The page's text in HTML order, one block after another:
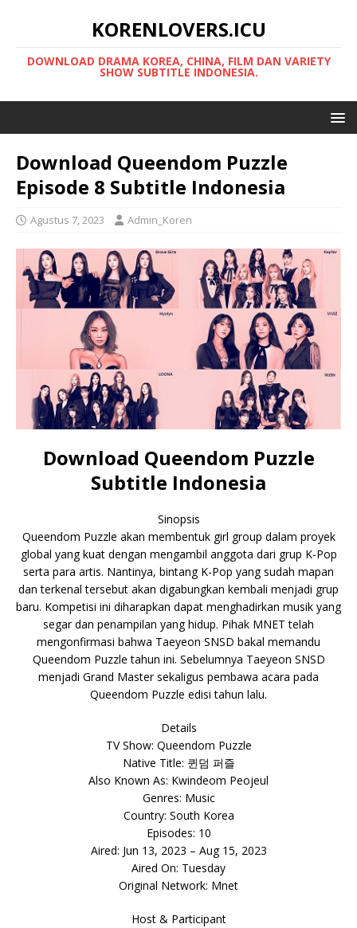
KORENLOVERS.ICU
DOWNLOAD DRAMA KOREA, CHINA, FILM DAN VARIETY
SHOW SUBTITLE INDONESIA.
Download Queendom Puzzle
Episode 8 Subtitle Indonesia
Agustus 7, 2023 Admin_Koren
Download Queendom Puzzle
Subtitle Indonesia
Sinopsis
Queendom Puzzle akan membentuk girl group dalam proyek
global yang kuat dengan mengambil anggota dari grup K-Pop
serta para artis. Nantinya, bintang K-Pop yang sudah mapan
dan terkenal tersebut akan digabungkan kembali menjadi grup
baru. Kompetisi ini diharapkan dapat menghadirkan musik yang
segar dan penampilan yang hidup. Pihak MNET telah
mengonfirmasi bahwa Taeyeon SNSD bakal memandu
Queendom Puzzle tahun ini. Sebelumnya Taeyeon SNSD
menjadi Grand Master sekaligus pembawa acara pada
Queendom Puzzle edisi tahun lalu.
Details
TV Show: Queendom Puzzle
Native Title: 퀸덤 퍼즐
Also Known As: Kwindeom Peojeul
Genres: Music
Country: South Korea
Episodes: 10
Aired: Jun 13, 2023 – Aug 15, 2023
Aired On: Tuesday
Original Network: Mnet
Host & Participant